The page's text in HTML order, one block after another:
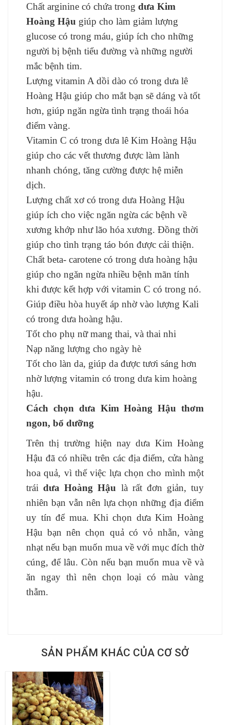
Chất arginine có chứa trong dưa Kim
Hoàng Hậu giúp cho làm giảm lượng
glucose có trong máu, giúp ích cho những
người bị bệnh tiểu đường và những người
mắc bệnh tim.
Lượng vitamin A dồi dào có trong dưa lê
Hoàng Hậu giúp cho mắt bạn sẽ dáng và tốt
hơn, giúp ngăn ngừa tình trạng thoái hóa
điểm vàng.
Vitamin C có trong dưa lê Kim Hoàng Hậu
giúp cho các vết thương được làm lành
nhanh chóng, tăng cường được hệ miễn
dịch.
Lượng chất xơ có trong dưa Hoàng Hậu
giúp ích cho việc ngăn ngừa các bệnh về
xương khớp như lão hóa xương. Đồng thời
giúp cho tình trạng táo bón được cải thiện.
Chất beta- carotene có trong dưa hoàng hậu
giúp cho ngăn ngừa nhiều bệnh mãn tính
khi được kết hợp với vitamin C có trong nó.
Giúp điều hòa huyết áp nhờ vào lượng Kali
có trong dưa hoàng hậu.
Tốt cho phụ nữ mang thai, và thai nhi
Nạp năng lượng cho ngày hè
Tốt cho làn da, giúp da được tươi sáng hơn
nhờ lượng vitamin có trong dưa kim hoàng
hậu.
Cách chọn dưa Kim Hoàng Hậu thơm
ngon, bổ dưỡng
Trên thị trường hiện nay dưa Kim Hoàng
Hậu đã có nhiều trên các địa điểm, cửa hàng
hoa quả, vì thế việc lựa chọn cho mình một
tráidưa Hoàng Hậu là rất đơn giản, tuy
nhiên bạn vẫn nên lựa chọn những địa điểm
uy tín để mua. Khi chọn dưa Kim Hoàng
Hậu bạn nên chọn quả có vỏ nhẵn, vàng
nhạt nếu bạn muốn mua về với mục đích thờ
cúng, để lâu. Còn nếu bạn muốn mua về và
ăn ngay thì nên chọn loại có màu vàng
thẫm.
SẢN PHẨM KHÁC CỦA CƠ SỞ